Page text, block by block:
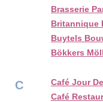
Brasserie
Britannique
Buytels
Bökkers
C
Café Jour
Café